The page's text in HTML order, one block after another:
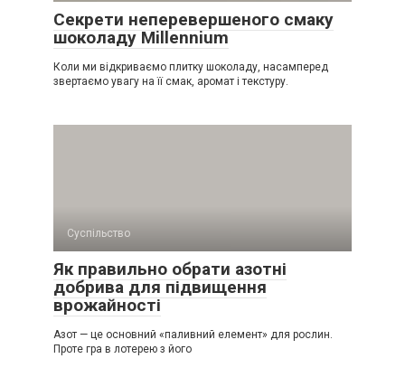
Секрети неперевершеного смаку
шоколаду Millennium
Коли ми відкриваємо плитку шоколаду, насамперед
звертаємо увагу на її смак, аромат і текстуру.
Суспільство
Як правильно обрати азотні
добрива для підвищення
врожайності
Азот — це основний «паливний елемент» для рослин.
Проте гра в лотерею з його